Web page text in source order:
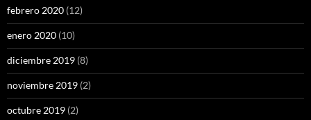
febrero 2020 (12)
enero 2020 (10)
diciembre 2019 (8)
noviembre 2019 (2)
octubre 2019 (2)